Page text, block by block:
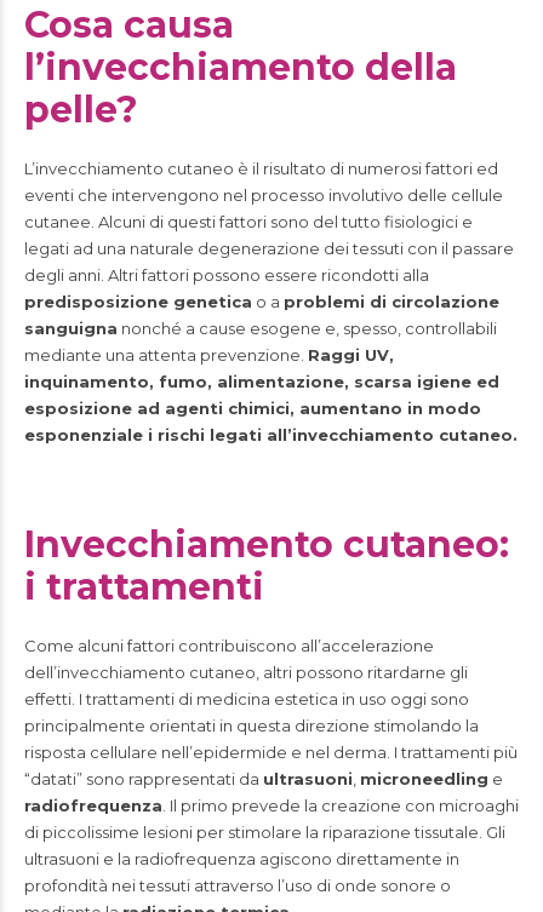
Cosa causa
l’invecchiamento della
pelle?
L’invecchiamento cutaneo è il risultato di numerosi fattori ed
eventi che intervengono nel processo involutivo delle cellule
cutanee. Alcuni di questi fattori sono del tutto fisiologici e
legati ad una naturale degenerazione dei tessuti con il passare
degli anni. Altri fattori possono essere ricondotti alla
predisposizione genetica o a problemi di circolazione
sanguigna nonché a cause esogene e, spesso, controllabili
mediante una attenta prevenzione. Raggi UV,
inquinamento, fumo, alimentazione, scarsa igiene ed
esposizione ad agenti chimici, aumentano in modo
esponenziale i rischi legati all’invecchiamento cutaneo.
Invecchiamento cutaneo:
i trattamenti
Come alcuni fattori contribuiscono all’accelerazione
dell’invecchiamento cutaneo, altri possono ritardarne gli
effetti. I trattamenti di medicina estetica in uso oggi sono
principalmente orientati in questa direzione stimolando la
risposta cellulare nell’epidermide e nel derma. I trattamenti più
“datati” sono rappresentati da ultrasuoni microneedling e
radiofrequenza . Il primo prevede la creazione con microaghi
di piccolissime lesioni per stimolare la riparazione tissutale. Gli
ultrasuoni e la radiofrequenza agiscono direttamente in
profondità nei tessuti attraverso l’uso di onde sonore o